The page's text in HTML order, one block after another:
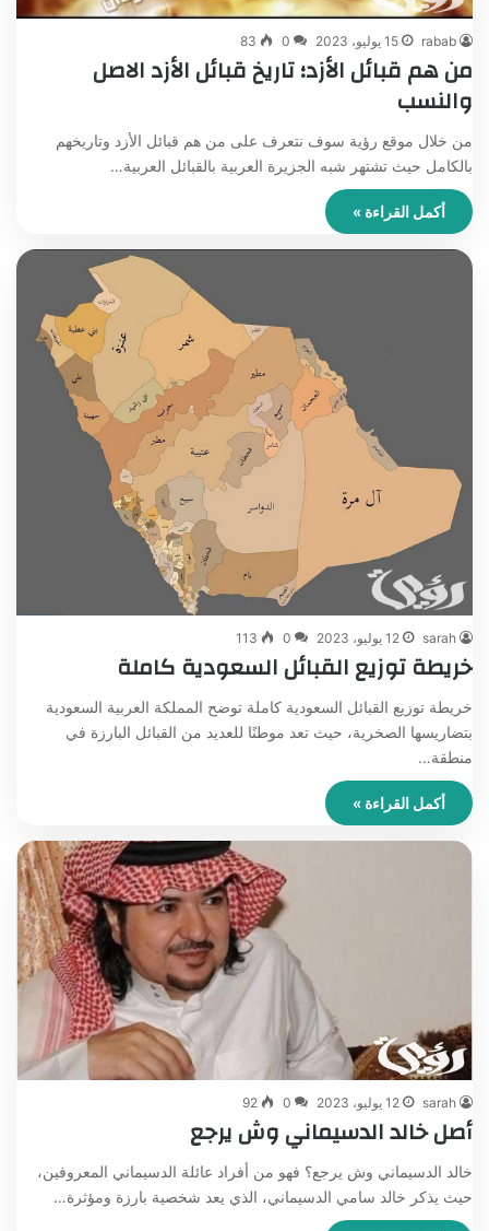
rabab 15 يوليو، 2023 0
83
من هم قبائل الأزد؛ تاريخ قبائل الأزد الاصل
والنسب
من خلال موقع رؤية سوف نتعرف على من هم قبائل الأزد وتاريخهم
بالكامل حيث تشتهر شبه الجزيرة العربية بالقبائل العربية…
أكمل القراءة »
sarah 12 يوليو، 2023 0
113
خريطة توزيع القبائل السعودية كاملة
خريطة توزيع القبائل السعودية كاملة توضح المملكة العربية السعودية
بتضاريسها الصخرية، حيث تعد موطنًا للعديد من القبائل البارزة في
منطقة…
أكمل القراءة »
sarah 12 يوليو، 2023 0
92
أصل خالد الدسيماني وش يرجع
خالد الدسيماني وش يرجع؟ فهو من أفراد عائلة الدسيماني المعروفين،
حيث يذكر خالد سامي الدسيماني، الذي يعد شخصية بارزة ومؤثرة…